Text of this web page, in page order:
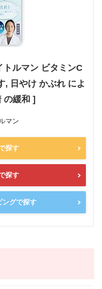
トルマン ビタミンC
, 日やけ かぶれ によ
の緩和 ]
マン
探す
探す
グで探す